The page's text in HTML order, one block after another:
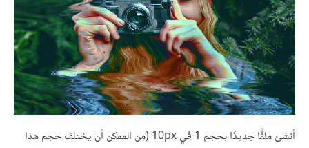
أنشئ ملفًّا جديدًا بحجم 1 في 10px (من الممكن أن يختلف حجم هذا